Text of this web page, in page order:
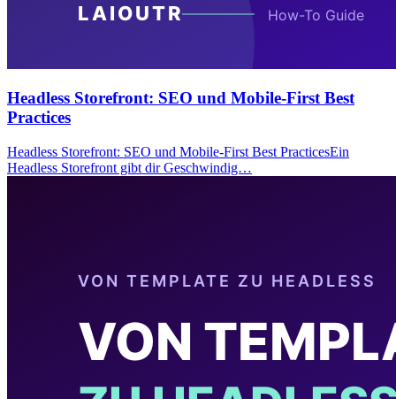
Headless Storefront: SEO und Mobile-First Best
Practices
Headless Storefront: SEO und Mobile-First Best PracticesEin
Headless Storefront gibt dir Geschwindig…